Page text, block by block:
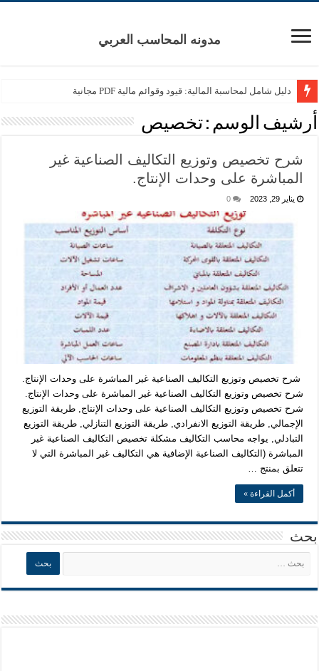
مدونه المحاسب العربي
دليل شامل لمحاسبة المالية: قيود وقوائم مالية PDF مجانية
أرشيف الوسم :تخصيص
شرح تخصيص وتوزيع التكاليف الصناعية غير
المباشرة على وحدات الإنتاج.
يناير 29, 2023 0
شرح تخصيص وتوزيع التكاليف الصناعية غير المباشرة على وحدات الإنتاج.
شرح تخصيص وتوزيع التكاليف الصناعية غير المباشرة على وحدات الإنتاج.
شرح تخصيص وتوزيع التكاليف الصناعية على وحدات الإنتاج, طريقة التوزيع
الإجمالي, طريقة التوزيع الانفرادي, طريقة التوزيع التنازلي, طريقة التوزيع
التبادلي, يواجه محاسب التكاليف مشكلة تخصيص التكاليف الصناعية غير
المباشرة (التكاليف الصناعية الإضافية هي التكاليف غير المباشرة التي لا
تتعلق بمنتج …
أكمل القراءة »
بحث